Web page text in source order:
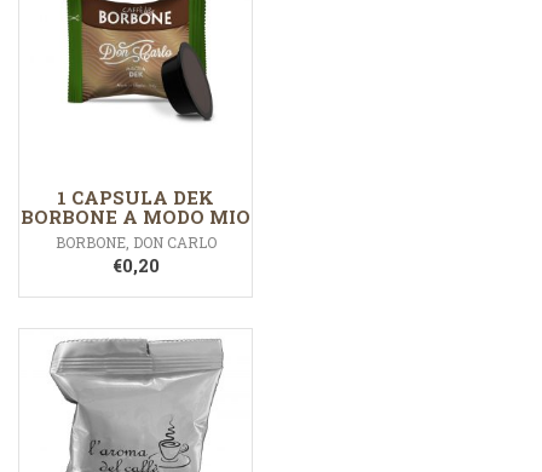
1 CAPSULA DEK
BORBONE A MODO MIO
BORBONE, DON CARLO
€0,20